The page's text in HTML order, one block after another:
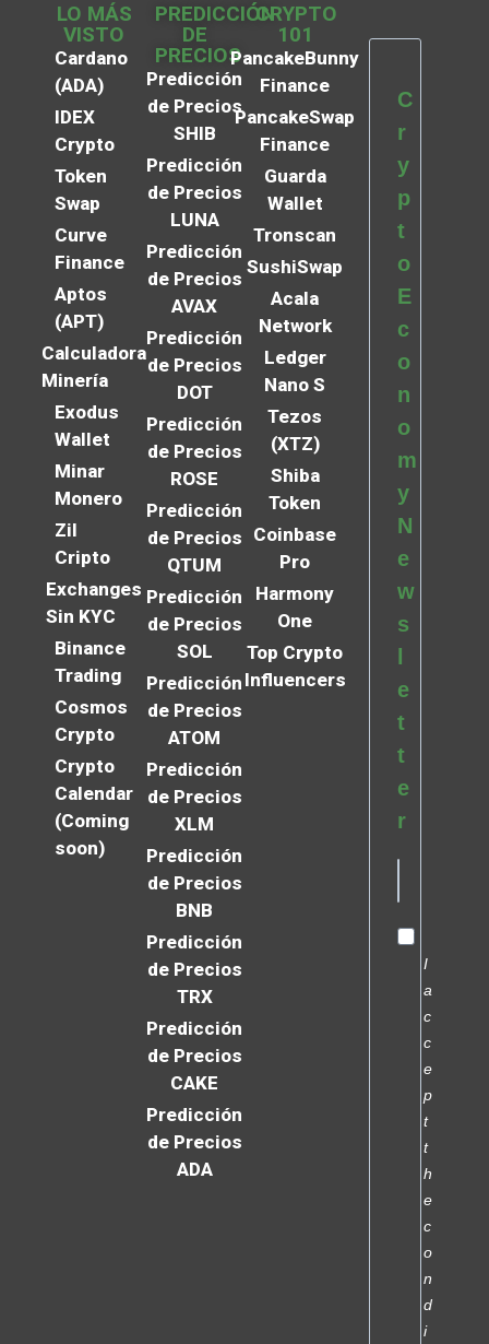
LO MÁS
VISTO
Cardano
(ADA)
IDEX
Crypto
Token
Swap
Curve
Finance
Aptos
(APT)
Calculadora
Minería
Exodus
Wallet
Minar
Monero
Zil
Cripto
Exchanges
Sin KYC
Binance
Trading
Cosmos
Crypto
Crypto
Calendar
(Coming
soon)
PREDICCIÓN
DE
PRECIOS
Predicción
de Precios
SHIB
Predicción
de Precios
LUNA
Predicción
de Precios
AVAX
Predicción
de Precios
DOT
Predicción
de Precios
ROSE
Predicción
de Precios
QTUM
Predicción
de Precios
SOL
Predicción
de Precios
ATOM
Predicción
de Precios
XLM
Predicción
de Precios
BNB
Predicción
de Precios
TRX
Predicción
de Precios
CAKE
Predicción
de Precios
ADA
CRYPTO
101
PancakeBunny
Finance
PancakeSwap
Finance
Guarda
Wallet
Tronscan
SushiSwap
Acala
Network
Ledger
Nano S
Tezos
(XTZ)
Shiba
Token
Coinbase
Pro
Harmony
One
Top Crypto
Influencers
C
r
y
p
t
o
E
c
o
n
o
m
y
N
e
w
s
e
t
t
e
r
I
a
c
c
e
p
t
t
h
e
c
o
n
d
i